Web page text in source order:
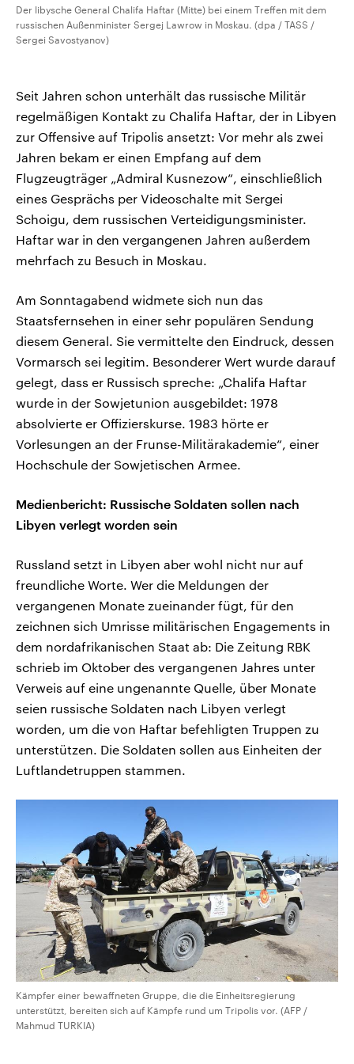
Der libysche General Chalifa Haftar (Mitte) bei einem Treffen mit dem
russischen Außenminister Sergej Lawrow in Moskau. (dpa / TASS /
Sergei Savostyanov)
Seit Jahren schon unterhält das russische Militär
regelmäßigen Kontakt zu Chalifa Haftar, der in Libyen
zur Offensive auf Tripolis ansetzt: Vor mehr als zwei
Jahren bekam er einen Empfang auf dem
Flugzeugträger „Admiral Kusnezow“, einschließlich
eines Gesprächs per Videoschalte mit Sergei
Schoigu, dem russischen Verteidigungsminister.
Haftar war in den vergangenen Jahren außerdem
mehrfach zu Besuch in Moskau.
Am Sonntagabend widmete sich nun das
Staatsfernsehen in einer sehr populären Sendung
diesem General. Sie vermittelte den Eindruck, dessen
Vormarsch sei legitim. Besonderer Wert wurde darauf
gelegt, dass er Russisch spreche: „Chalifa Haftar
wurde in der Sowjetunion ausgebildet: 1978
absolvierte er Offizierskurse. 1983 hörte er
Vorlesungen an der Frunse-Militärakademie“, einer
Hochschule der Sowjetischen Armee.
Medienbericht: Russische Soldaten sollen nach
Libyen verlegt worden sein
Russland setzt in Libyen aber wohl nicht nur auf
freundliche Worte. Wer die Meldungen der
vergangenen Monate zueinander fügt, für den
zeichnen sich Umrisse militärischen Engagements in
dem nordafrikanischen Staat ab: Die Zeitung RBK
schrieb im Oktober des vergangenen Jahres unter
Verweis auf eine ungenannte Quelle, über Monate
seien russische Soldaten nach Libyen verlegt
worden, um die von Haftar befehligten Truppen zu
unterstützen. Die Soldaten sollen aus Einheiten der
Luftlandetruppen stammen.
Kämpfer einer bewaffneten Gruppe, die die Einheitsregierung
unterstützt, bereiten sich auf Kämpfe rund um Tripolis vor. (AFP /
Mahmud TURKIA)